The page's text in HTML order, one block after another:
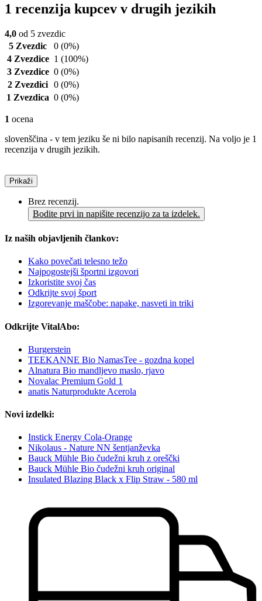
1 recenzija kupcev v drugih jezikih
4,0 od 5 zvezdic
5 Zvezdic
0 (0%)
4 Zvezdice 1 (100%)
3 Zvezdice 0 (0%)
2 Zvezdici 0 (0%)
1 Zvezdica 0 (0%)
1 ocena
slovenščina - v tem jeziku še ni bilo napisanih recenzij. Na voljo je 1
recenzija v drugih jezikih.
Prikaži
Brez recenzij.
Bodite prvi in napišite recenzijo za ta izdelek.
Iz naših objavljenih člankov:
Kako povečati telesno težo
Najpogostejši športni izgovori
Izkoristite svoj čas
Odkrijte svoj šport
Izgorevanje maščobe: napake, nasveti in triki
Odkrijte VitalAbo:
Burgerstein
TEEKANNE Bio NamasTee - gozdna kopel
Alnatura Bio mandljevo maslo, rjavo
Novalac Premium Gold 1
anatis Naturprodukte Acerola
Novi izdelki:
Instick Energy Cola-Orange
Nikolaus - Nature NN šentjanževka
Bauck Mühle Bio čudežni kruh z oreščki
Bauck Mühle Bio čudežni kruh original
Insulated Blazing Black x Flip Straw - 580 ml